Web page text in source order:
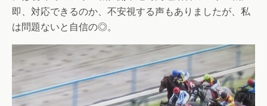
即、対応できるのか、不安視する声もありましたが、私
は問題ないと自信の◎。